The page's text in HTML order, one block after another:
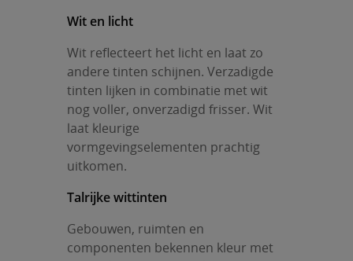
Wit en licht
Wit reflecteert het licht en laat zo
andere tinten schijnen. Verzadigde
tinten lijken in combinatie met wit
nog voller, onverzadigd frisser. Wit
laat kleurige
vormgevingselementen prachtig
uitkomen.
Talrijke wittinten
Gebouwen, ruimten en
componenten bekennen kleur met